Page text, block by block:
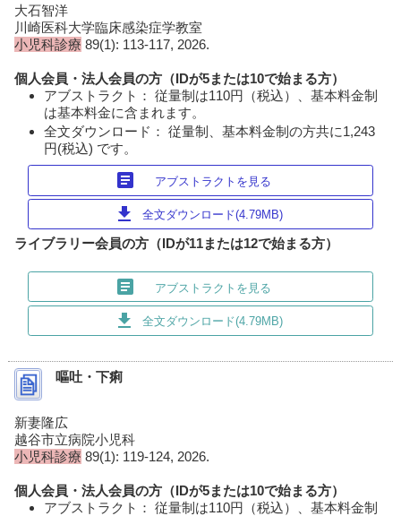
大石智洋
川崎医科大学臨床感染症学教室
小児科診療 89(1): 113-117, 2026.
個人会員・法人会員の方（IDが5または10で始まる方）
アブストラクト： 従量制は110円（税込）、基本料金制
は基本料金に含まれます。
全文ダウンロード： 従量制、基本料金制の方共に1,243
円(税込) です。
article アブストラクトを見る
download 全文ダウンロード(4.79MB)
ライブラリー会員の方（IDが11または12で始まる方）
article アブストラクトを見る
download 全文ダウンロード(4.79MB)
嘔吐・下痢
新妻隆広
越谷市立病院小児科
小児科診療 89(1): 119-124, 2026.
個人会員・法人会員の方（IDが5または10で始まる方）
アブストラクト： 従量制は110円（税込）、基本料金制